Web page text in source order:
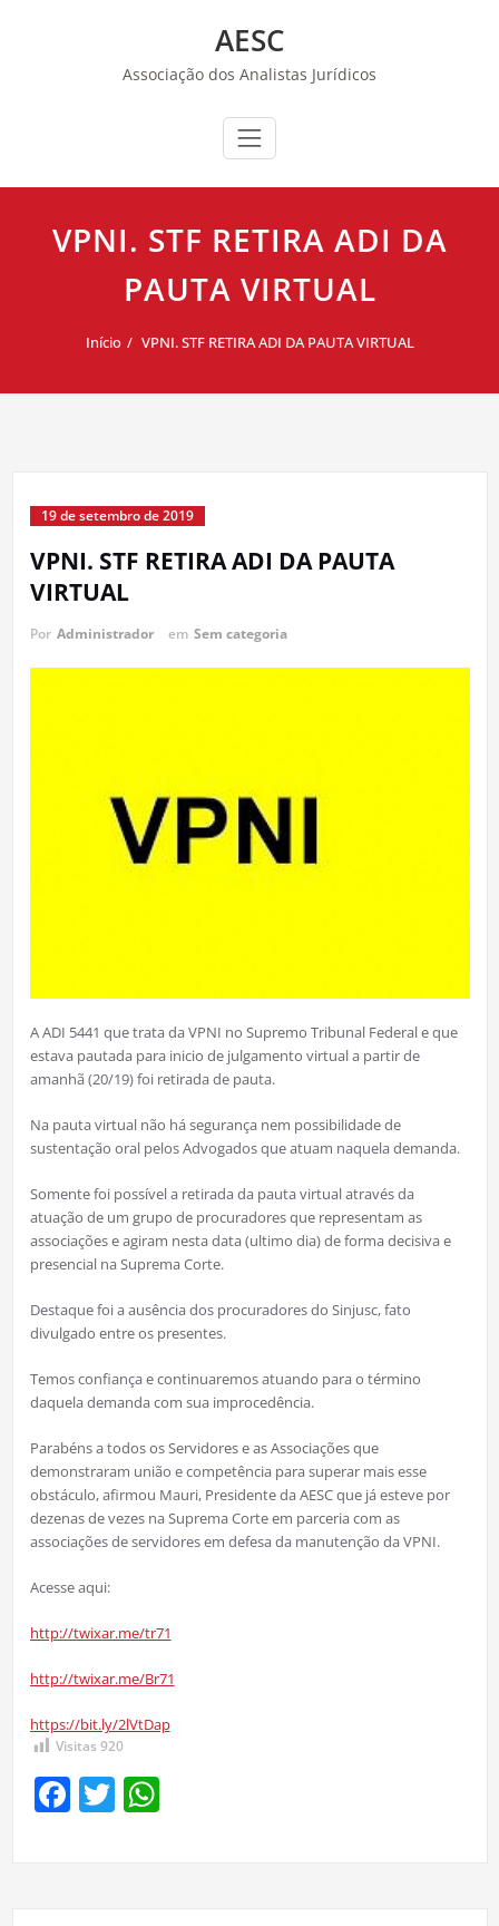
AESC
Associação dos Analistas Jurídicos
VPNI. STF RETIRA ADI DA
PAUTA VIRTUAL
Início VPNI. STF RETIRA ADI DA PAUTA VIRTUAL
19 de setembro de 2019
VPNI. STF RETIRA ADI DA PAUTA
VIRTUAL
Por Administrador em Sem categoria
A ADI 5441 que trata da VPNI no Supremo Tribunal Federal e que
estava pautada para inicio de julgamento virtual a partir de
amanhã (20/19) foi retirada de pauta.
Na pauta virtual não há segurança nem possibilidade de
sustentação oral pelos Advogados que atuam naquela demanda.
Somente foi possível a retirada da pauta virtual através da
atuação de um grupo de procuradores que representam as
associações e agiram nesta data (ultimo dia) de forma decisiva e
presencial na Suprema Corte.
Destaque foi a ausência dos procuradores do Sinjusc, fato
divulgado entre os presentes.
Temos confiança e continuaremos atuando para o término
daquela demanda com sua improcedência.
Parabéns a todos os Servidores e as Associações que
demonstraram união e competência para superar mais esse
obstáculo, afirmou Mauri, Presidente da AESC que já esteve por
dezenas de vezes na Suprema Corte em parceria com as
associações de servidores em defesa da manutenção da VPNI.
Acesse aqui:
http://twixar.me/tr71
http://twixar.me/Br71
https://bit.ly/2lVtDap
Visitas 920
Facebook
TwitterWhatsApp